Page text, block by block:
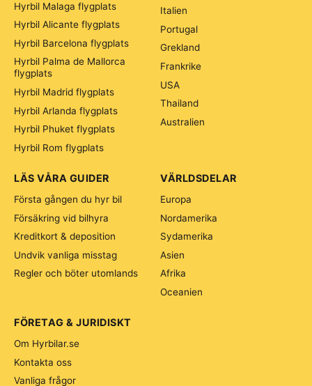
Hyrbil Malaga flygplats
Hyrbil Alicante flygplats
Hyrbil Barcelona flygplats
Hyrbil Palma de Mallorca
flygplats
Hyrbil Madrid flygplats
Hyrbil Arlanda flygplats
Hyrbil Phuket flygplats
Hyrbil Rom flygplats
Italien
Portugal
Grekland
Frankrike
USA
Thailand
Australien
VÄRLDSDELAR
Europa
Nordamerika
Sydamerika
Asien
Afrika
Oceanien
LÄS VÅRA GUIDER
Första gången du hyr bil
Försäkring vid bilhyra
Kreditkort & deposition
Undvik vanliga misstag
Regler och böter utomlands
FÖRETAG & JURIDISKT
Om Hyrbilar.se
Kontakta oss
Vanliga frågor